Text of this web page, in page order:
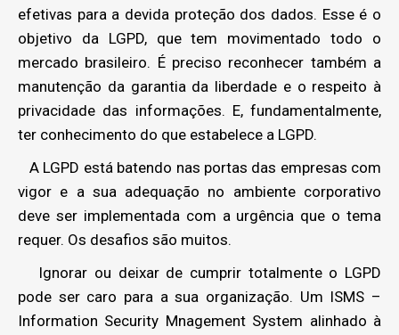
efetivas para a devida proteção dos dados. Esse é o
objetivo da LGPD, que tem movimentado todo o
mercado brasileiro. É preciso reconhecer também a
manutenção da garantia da liberdade e o respeito à
privacidade das informações. E, fundamentalmente,
ter conhecimento do que estabelece a LGPD.
A LGPD está batendo nas portas das empresas com
vigor e a sua adequação no ambiente corporativo
deve ser implementada com a urgência que o tema
requer. Os desafios são muitos.
Ignorar ou deixar de cumprir totalmente o LGPD
pode ser caro para a sua organização. Um ISMS –
Information Security Mnagement System alinhado à